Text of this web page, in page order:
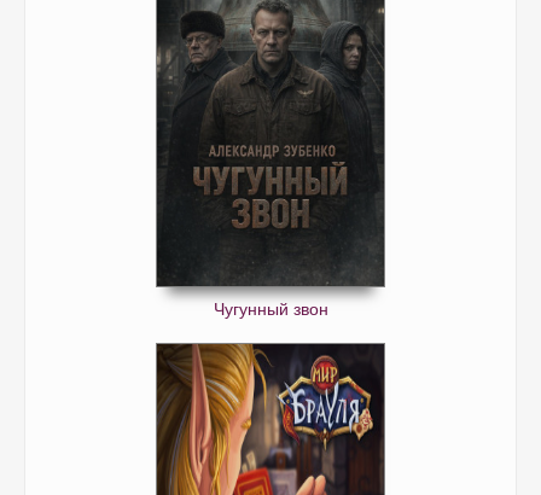
Чугунный звон